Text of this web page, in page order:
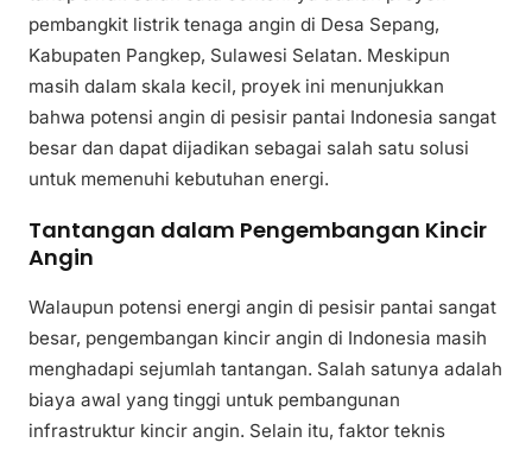
pembangkit listrik tenaga angin di Desa Sepang,
Kabupaten Pangkep, Sulawesi Selatan. Meskipun
masih dalam skala kecil, proyek ini menunjukkan
bahwa potensi angin di pesisir pantai Indonesia sangat
besar dan dapat dijadikan sebagai salah satu solusi
untuk memenuhi kebutuhan energi.
Tantangan dalam Pengembangan Kincir
Angin
Walaupun potensi energi angin di pesisir pantai sangat
besar, pengembangan kincir angin di Indonesia masih
menghadapi sejumlah tantangan. Salah satunya adalah
biaya awal yang tinggi untuk pembangunan
infrastruktur kincir angin. Selain itu, faktor teknis